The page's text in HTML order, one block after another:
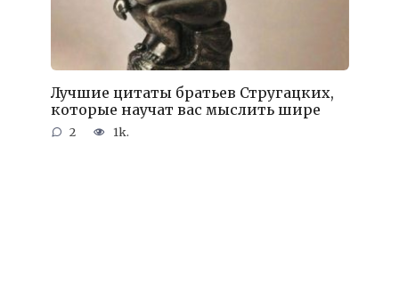
Лучшие цитаты братьев Стругацких,
которые научат вас мыслить шире
2 1k.